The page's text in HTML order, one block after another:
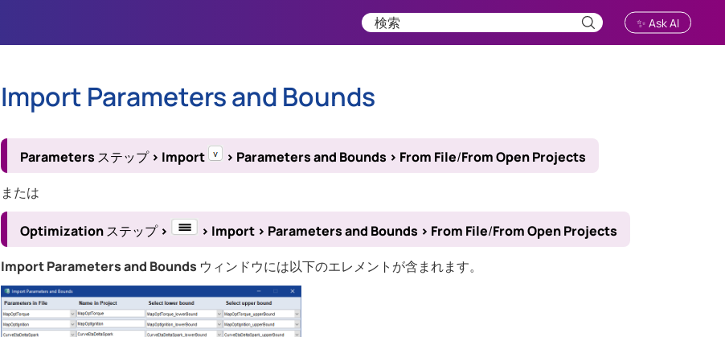
✨ Ask AI
Import Parameters and Bounds
Parameters ステップ > Import > Parameters and Bounds > From File/From Open Projects
または
Optimizationステップ > > Import > Parameters and Bounds > From File/From Open Projects
Import Parameters and Bounds ウィンドウには以下のエレメントが含まれます。